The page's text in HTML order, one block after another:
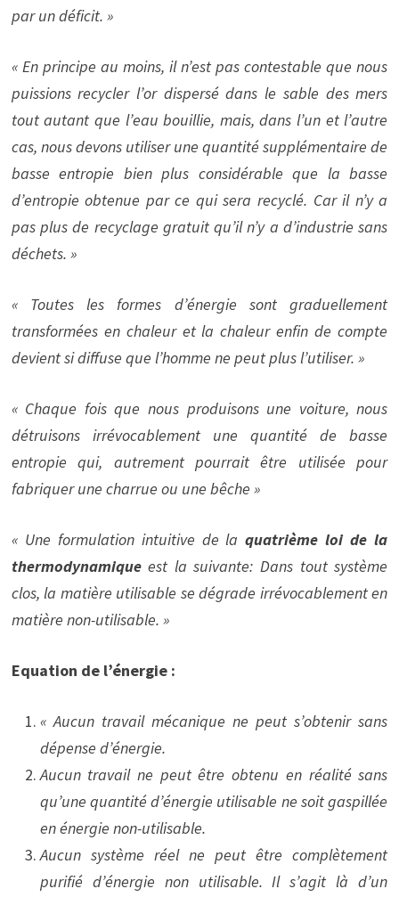
par un déficit. »
« En principe au moins, il n’est pas contestable que nous
puissions recycler l’or dispersé dans le sable des mers
tout autant que l’eau bouillie, mais, dans l’un et l’autre
cas, nous devons utiliser une quantité supplémentaire de
basse entropie bien plus considérable que la basse
d’entropie obtenue par ce qui sera recyclé. Car il n’y a
pas plus de recyclage gratuit qu’il n’y a d’industrie sans
déchets. »
« Toutes les formes d’énergie sont graduellement
transformées en chaleur et la chaleur enfin de compte
devient si diffuse que l’homme ne peut plus l’utiliser. »
« Chaque fois que nous produisons une voiture, nous
détruisons irrévocablement une quantité de basse
entropie qui, autrement pourrait être utilisée pour
fabriquer une charrue ou une bêche »
« Une formulation intuitive de laquatrième loi de la
thermodynamiqueest la suivante: Dans tout système
clos, la matière utilisable se dégrade irrévocablement en
matière non-utilisable. »
Equation de l’énergie :
« Aucun travail mécanique ne peut s’obtenir sans
dépense d’énergie.
Aucun travail ne peut être obtenu en réalité sans
qu’une quantité d’énergie utilisable ne soit gaspillée
en énergie non-utilisable.
Aucun système réel ne peut être complètement
purifié d’énergie non utilisable.Il s’agit là d’un